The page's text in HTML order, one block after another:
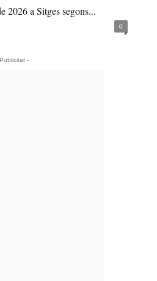
2026 a Sitges segons...
0
-